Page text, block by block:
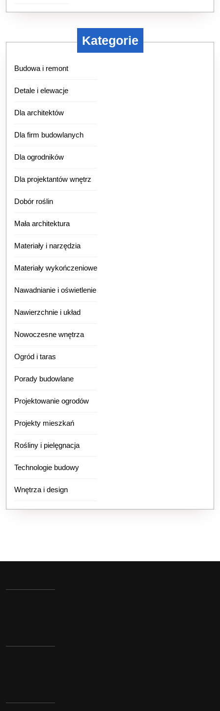
Kategorie
Budowa i remont
Detale i elewacje
Dla architektów
Dla firm budowlanych
Dla ogrodników
Dla projektantów wnętrz
Dobór roślin
Mała architektura
Materiały i narzędzia
Materiały wykończeniowe
Nawadnianie i oświetlenie
Nawierzchnie i układ
Nowoczesne wnętrza
Ogród i taras
Porady budowlane
Projektowanie ogrodów
Projekty mieszkań
Rośliny i pielęgnacja
Technologie budowy
Wnętrza i design